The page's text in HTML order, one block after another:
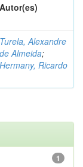
Autor(es)
Turela, Alexandre
de Almeida;
Hermany, Ricardo
1